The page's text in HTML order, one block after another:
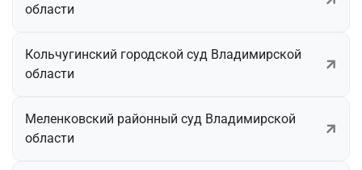
области
Кольчугинский городской суд Владимирской
области
Меленковский районный суд Владимирской
области